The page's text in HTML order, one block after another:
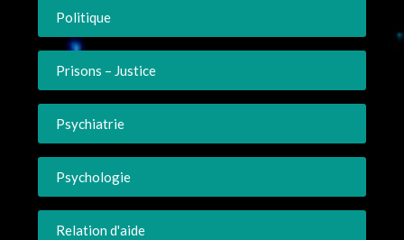
Politique
Prisons – Justice
Psychiatrie
Psychologie
Relation d'aide